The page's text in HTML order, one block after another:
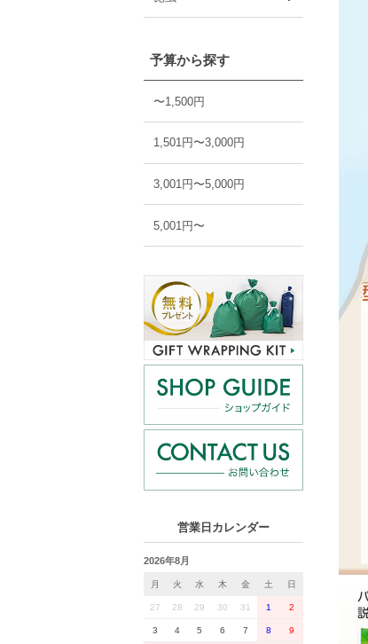
予算から探す
〜1,500円
1,501円〜3,000円
3,001円〜5,000円
5,001円〜
営業日カレンダー
2026年8月
月 火 水 木 金 土 日
27 28 29 30 31 1 2
3 4 5 6 7 8 9